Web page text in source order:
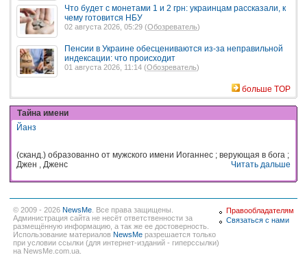
Что будет с монетами 1 и 2 грн: украинцам рассказали, к
чему готовится НБУ
02 августа 2026, 05:29 (Обозреватель)
Пенсии в Украине обесцениваются из-за неправильной
индексации: что происходит
01 августа 2026, 11:14 (Обозреватель)
больше TOP
Тайна имени
Йанз
(сканд.) образованно от мужского имени Иоганнес ; верующая в бога ;
Джен , Дженс
Читать дальше
© 2009 - 2026 NewsMe . Все права защищены.
Администрация сайта не несёт ответственности за
размещённую информацию, а так же ее достоверность.
Использование материалов NewsMe разрешается только
при условии ссылки (для интернет-изданий - гиперссылки)
на NewsMe.com.ua.
Правообладателям
Связаться с нами